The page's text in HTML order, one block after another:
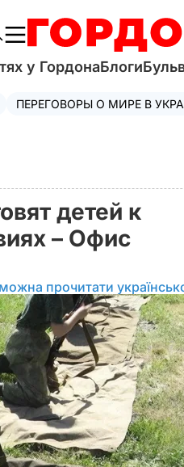
у ГордонаБлоги
ПЕРЕГОВОРЫ О МИРЕ В
детей к
– Офис
прочитати